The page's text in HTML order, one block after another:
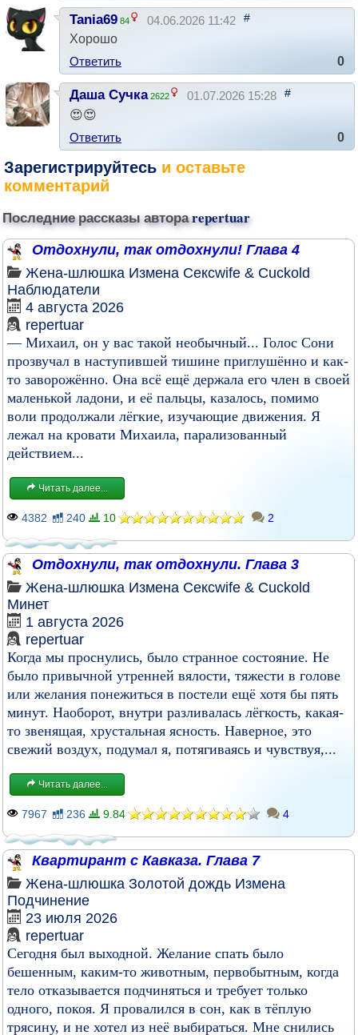
Tania69 84 04.06.2026 11:42 #
Хорошо
Ответить
0
Даша Сучка 2622 01.07.2026 15:28 #
😍😍
Ответить
0
Зарегистрируйтесь и оставьте
комментарий
Последние рассказы автораrepertuar
Отдохнули, так отдохнули! Глава 4
Жена-шлюшка Измена Сексwife & Cuckold
Наблюдатели
4 августа 2026
repertuar
— Михаил, он у вас такой необычный... Голос Сони
прозвучал в наступившей тишине приглушённо и как-
то заворожённо. Она всё ещё держала его член в своей
маленькой ладони, и её пальцы, казалось, помимо
воли продолжали лёгкие, изучающие движения. Я
лежал на кровати Михаила, парализованный
действием...
Читать далее...
4382 240 10 2
Отдохнули, так отдохнули. Глава 3
Жена-шлюшка Измена Сексwife & Cuckold
Минет
1 августа 2026
repertuar
Когда мы проснулись, было странное состояние. Не
было привычной утренней вялости, тяжести в голове
или желания понежиться в постели ещё хотя бы пять
минут. Наоборот, внутри разливалась лёгкость, какая-
то звенящая, хрустальная ясность. Наверное, это
свежий воздух, подумал я, потягиваясь и чувствуя,...
Читать далее...
7967 236 9.84 4
Квартирант с Кавказа. Глава 7
Жена-шлюшка Золотой дождь Измена
Подчинение
23 июля 2026
repertuar
Сегодня был выходной. Желание спать было
бешенным, каким-то животным, первобытным, когда
тело отказывается подчиняться и требует только
одного, покоя. Я провалился в сон, как в тёплую
трясину, и не хотел из неё выбираться. Мне снились